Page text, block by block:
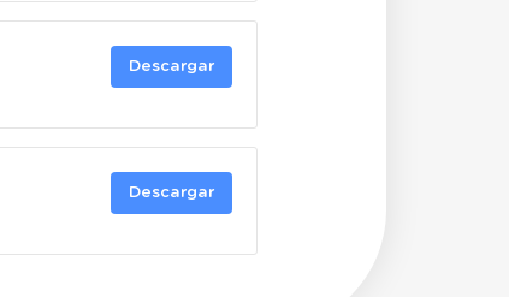
Descargar
Descargar